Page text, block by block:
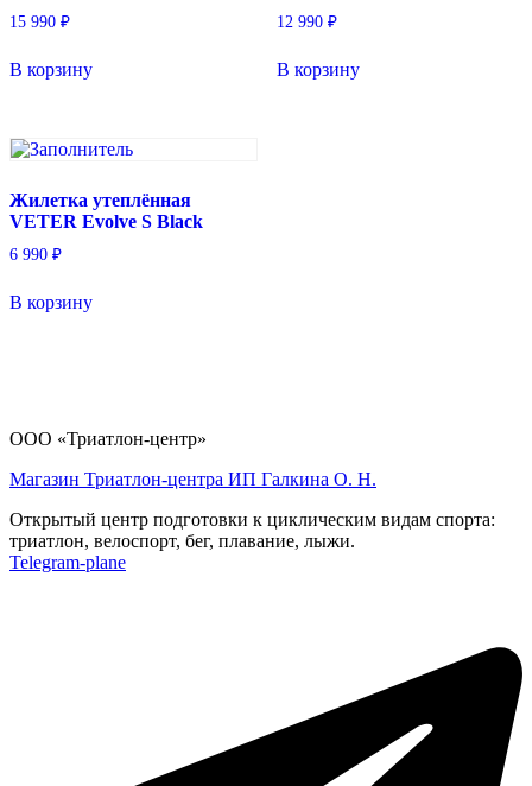
15 990 ₽
В корзину
12 990 ₽
В корзину
Жилетка утеплённая
VETER Evolve S Black
6 990 ₽
В корзину
ООО «Триатлон-центр»
Магазин Триатлон-центра ИП Галкина О. Н.
Открытый центр подготовки к циклическим видам спорта:
триатлон, велоспорт, бег, плавание, лыжи.
Telegram-plane